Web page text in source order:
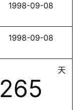
1998-09-08
1998-09-08
265
天